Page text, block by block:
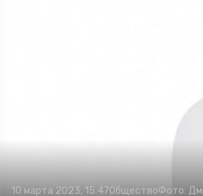
10 марта 2023, 15:47ОбществоФото: